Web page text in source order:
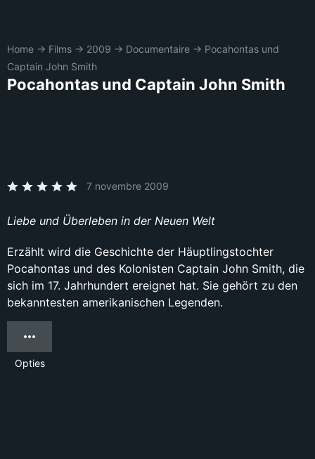
Home → Films → 2009 → Documentaire → Pocahontas und
Captain John Smith
Pocahontas und Captain John Smith
7 novembre 2009
Liebe und Überleben in der Neuen Welt
Erzählt wird die Geschichte der Häuptlingstochter
Pocahontas und des Kolonisten Captain John Smith, die
sich im 17. Jahrhundert ereignet hat. Sie gehört zu den
bekanntesten amerikanischen Legenden.
Opties